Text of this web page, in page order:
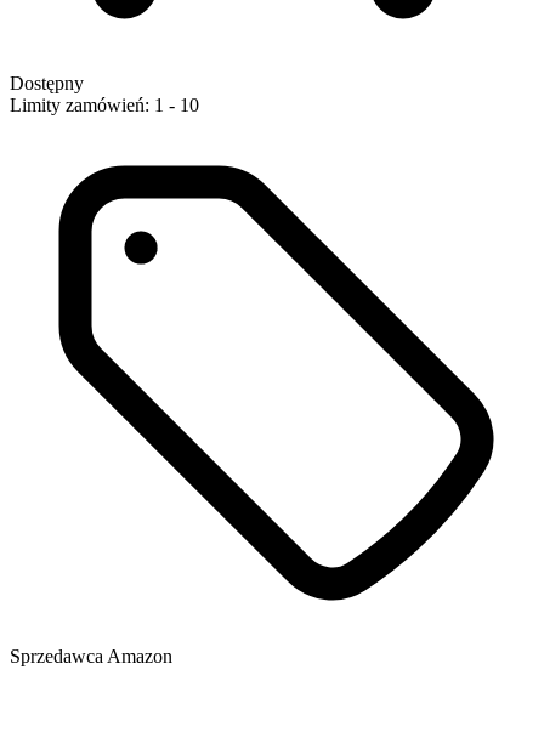
Dostępny
Limity zamówień: 1 - 10
Sprzedawca Amazon